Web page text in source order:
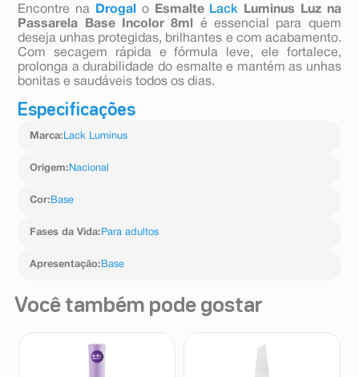
Encontre na Drogal oEsmalte Lack
Luminus Luz na
Passarela Base Incolor 8ml
é essencial para quem
deseja unhas protegidas, brilhantes e com acabamento.
Com secagem rápida e fórmula leve, ele fortalece,
prolonga a durabilidade do esmalte e mantém as unhas
bonitas e saudáveis todos os dias.
Especificações
Marca: Lack Luminus
Origem: Nacional
Cor: Base
Fases da Vida: Para adultos
Apresentação: Base
Você também pode gostar